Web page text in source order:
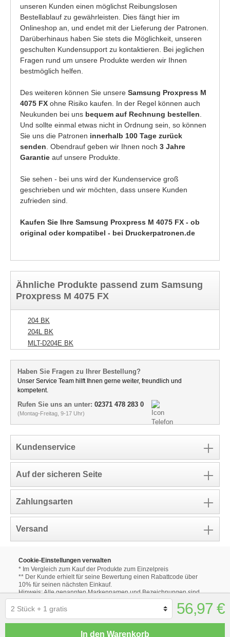
56,97 €
In den Warenkorb
unseren Kunden einen möglichst Reibungslosen
Bestellablauf zu gewährleisten. Dies fängt hier im
Onlineshop an, und endet mit der Lieferung der Patronen.
Darüberhinaus haben Sie stets die Möglichkeit, unseren
geschulten Kundensupport zu kontaktieren. Bei jeglichen
Fragen rund um unsere Produkte werden wir Ihnen
bestmöglich helfen.
Des weiteren können Sie unsere Samsung Proxpress M
4075 FX ohne Risiko kaufen. In der Regel können auch
Neukunden bei uns bequem auf Rechnung bestellen
Und sollte einmal etwas nicht in Ordnung sein, so können
Sie uns die Patronen innerhalb 100 Tage zurück
senden . Obendrauf geben wir Ihnen noch 3 Jahre
Garantie auf unsere Produkte.
Sie sehen - bei uns wird der Kundenservice groß
geschrieben und wir möchten, dass unsere Kunden
zufrieden sind.
Kaufen Sie Ihre Samsung Proxpress M 4075 FX - ob
original oder kompatibel - bei Druckerpatronen.de
Ähnliche Produkte passend zum Samsung
Proxpress M 4075 FX
204 BK
204L BK
MLT-D204E BK
Haben Sie Fragen zu Ihrer Bestellung?
Unser Service Team hilft Ihnen gerne weiter, freundlich und
kompetent.
Rufen Sie uns an unter: 02371 478 283 0
(Montag-Freitag, 9-17 Uhr)
Kundenservice
Auf der sicheren Seite
Zahlungsarten
Versand
Cookie-Einstellungen verwalten
* Im Vergleich zum Kauf der Produkte zum Einzelpreis
** Der Kunde erhielt für seine Bewertung einen Rabattcode über
10% für seinen nächsten Einkauf.
Hinweis: Alle genannten Markennamen und Bezeichnungen sind
eingetragene Warenzeichen ihrer Eigentümer.
Die aufgeführten Markennamen und Bezeichnungen auf unseren
Internetseiten dienen ausschließlich zur Beschreibung unserer
Produkte.
Alle Produktbilder dienen lediglich der Illustration der